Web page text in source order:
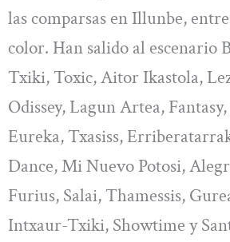
las comparsas en Illunbe,
color. Han salido al escenario
Txiki, Toxic, Aitor Ikastola,
Odissey, Lagun Artea,
Eureka, Txasiss,
Dance, Mi Nuevo Potosi,
Furius, Salai, Thamessis,
Intxaur-Txiki, Showtime y